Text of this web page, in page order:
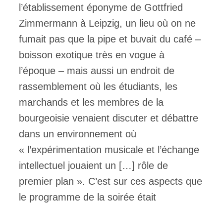
l’établissement éponyme de Gottfried
Zimmermann à Leipzig, un lieu où on ne
fumait pas que la pipe et buvait du café –
boisson exotique très en vogue à
l’époque – mais aussi un endroit de
rassemblement où les étudiants, les
marchands et les membres de la
bourgeoisie venaient discuter et débattre
dans un environnement où
« l’expérimentation musicale et l’échange
intellectuel jouaient un […] rôle de
premier plan ». C’est sur ces aspects que
le programme de la soirée était